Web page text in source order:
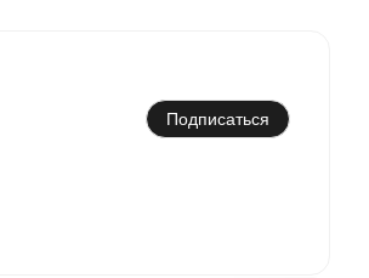
Подписаться